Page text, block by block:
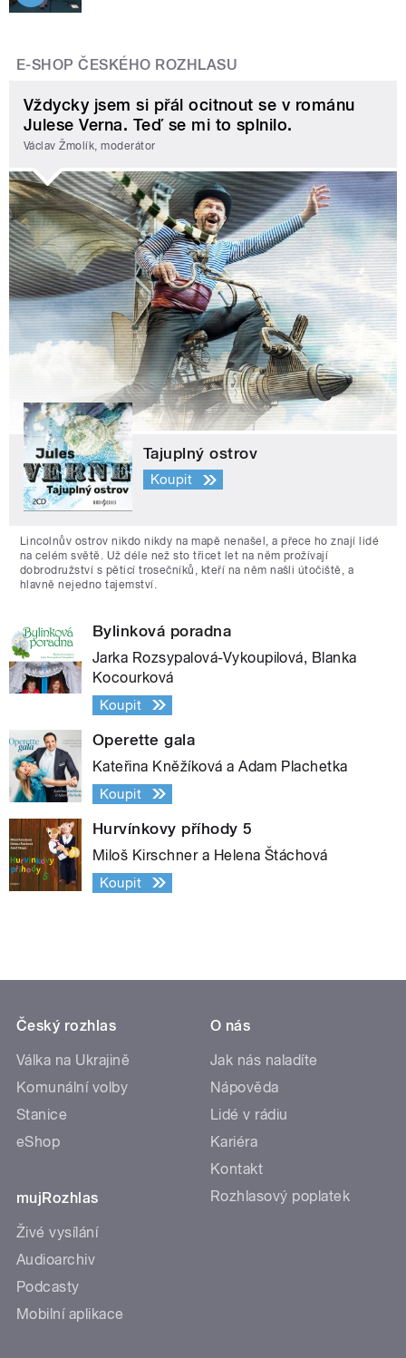
E-SHOP ČESKÉHO ROZHLASU
Vždycky jsem si přál ocitnout se v románu
Julese Verna. Teď se mi to splnilo.
Václav Žmolík, moderátor
Tajuplný ostrov
Koupit
Lincolnův ostrov nikdo nikdy na mapě nenašel, a přece ho znají lidé
na celém světě. Už déle než sto třicet let na něm prožívají
dobrodružství s pěticí trosečníků, kteří na něm našli útočiště, a
hlavně nejedno tajemství.
Bylinková poradna
Jarka Rozsypalová-Vykoupilová, Blanka
Kocourková
Koupit
Operette gala
Kateřina Kněžíková a Adam Plachetka
Koupit
Hurvínkovy příhody 5
Miloš Kirschner a Helena Štáchová
Koupit
Český rozhlas
Válka na Ukrajině
Komunální volby
Stanice
eShop
mujRozhlas
Živé vysílání
Audioarchiv
Podcasty
Mobilní aplikace
O nás
Jak nás naladíte
Nápověda
Lidé v rádiu
Kariéra
Kontakt
Rozhlasový poplatek